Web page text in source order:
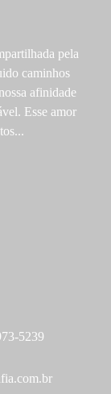
pela
caminhos
afinidade
Esse amor
5239